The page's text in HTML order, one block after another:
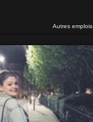
Autres emplois